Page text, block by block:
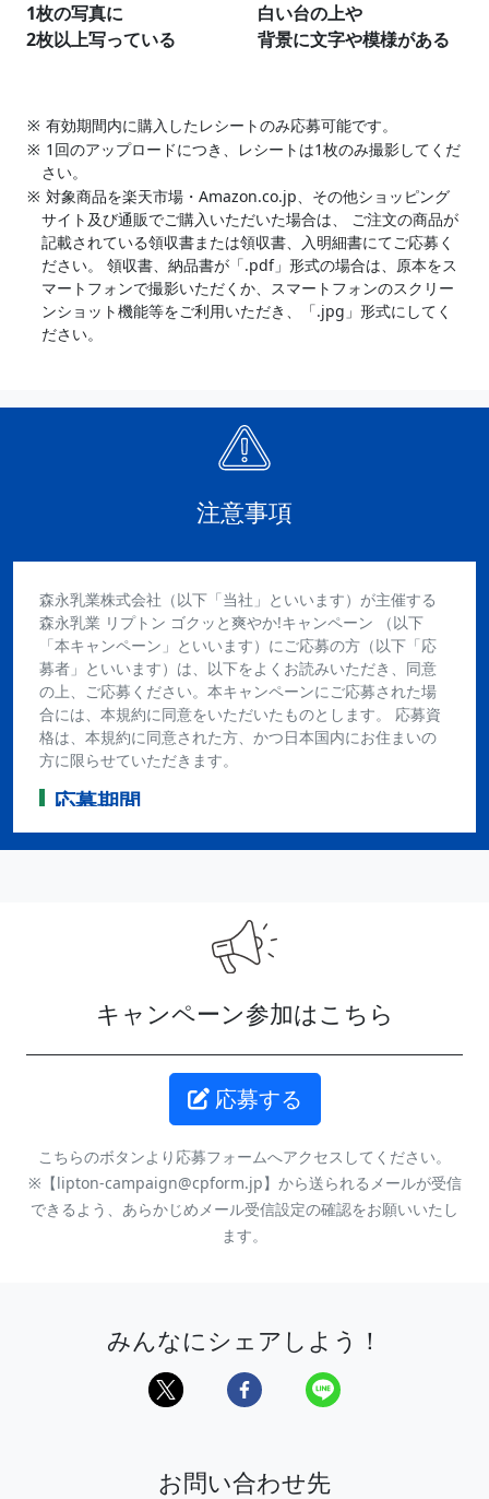
1枚の写真に
2枚以上写っている
白い台の上や
背景に文字や模様がある
有効期間内に購入したレシートのみ応募可能です。
1回のアップロードにつき、レシートは1枚のみ撮影してくだ
さい。
対象商品を楽天市場・Amazon.co.jp、その他ショッピング
サイト及び通販でご購入いただいた場合は、 ご注文の商品が
記載されている領収書または領収書、入明細書にてご応募く
ださい。 領収書、納品書が「.pdf」形式の場合は、原本をス
マートフォンで撮影いただくか、スマートフォンのスクリー
ンショット機能等をご利用いただき、「.jpg」形式にしてく
ださい。
注意事項
森永乳業株式会社（以下「当社」といいます）が主催する
森永乳業 リプトン ゴクッと爽やか!キャンペーン （以下
「本キャンペーン」といいます）にご応募の方（以下「応
募者」といいます）は、以下をよくお読みいただき、同意
の上、ご応募ください。本キャンペーンにご応募された場
合には、本規約に同意をいただいたものとします。 応募資
格は、本規約に同意された方、かつ日本国内にお住まいの
方に限らせていただきます。
応募期間
2026年5月12日(火)00：00～2026年7月13日(月)23:59まで
【Aコース】500名様
リプトン オリジナル エコバッグ
えらべるPay 500円分 ※1
※1 えらべるPayについて
・えらべるPayは株式会社ギフティが提供する、ポイントや
Pay系のサービス（以下「商品」という）を自由に選べるギ
録は必要ありません。
・ご当選者様には、ラインナップの中からお好きな商品と
交換できる、えらべるPay【500円分】を付与いたします。
・えらべるPayの交換期限は2026年10月末までとなりま
・ラインナップおよび交換に必要なポイントは付与された
キャンペーン参加はこちら
応募する
こちらのボタンより応募フォームへアクセスしてください。
※【lipton-campaign@cpform.jp】から送られるメールが受信
できるよう、あらかじめメール受信設定の確認をお願いいたし
ます。
みんなにシェアしよう！
お問い合わせ先